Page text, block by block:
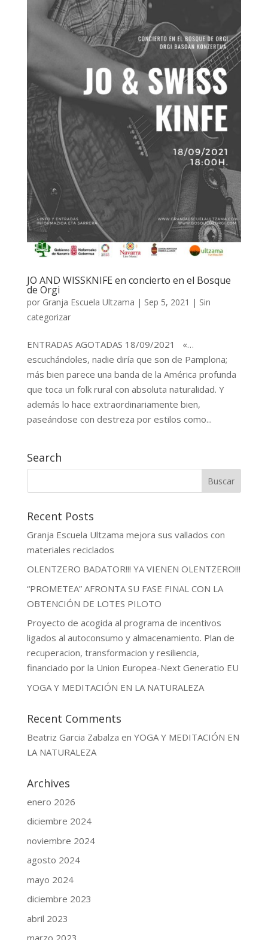
JO AND WISSKNIFE en concierto en el Bosque
de Orgi
por Granja Escuela Ultzama | Sep 5, 2021 | Sin
categorizar
ENTRADAS AGOTADAS 18/09/2021 «…
escuchándoles, nadie diría que son de Pamplona;
más bien parece una banda de la América profunda
que toca un folk rural con absoluta naturalidad. Y
además lo hace extraordinariamente bien,
paseándose con destreza por estilos como...
Search
Recent Posts
Granja Escuela Ultzama mejora sus vallados con
materiales reciclados
OLENTZERO BADATOR!!! YA VIENEN OLENTZERO!!!
“PROMETEA” AFRONTA SU FASE FINAL CON LA
OBTENCIÓN DE LOTES PILOTO
Proyecto de acogida al programa de incentivos
ligados al autoconsumo y almacenamiento. Plan de
recuperacion, transformacion y resiliencia,
financiado por la Union Europea-Next Generatio EU
YOGA Y MEDITACIÓN EN LA NATURALEZA
Recent Comments
Beatriz Garcia Zabalza en YOGA Y MEDITACIÓN EN
LA NATURALEZA
Archives
enero 2026
diciembre 2024
noviembre 2024
agosto 2024
mayo 2024
diciembre 2023
abril 2023